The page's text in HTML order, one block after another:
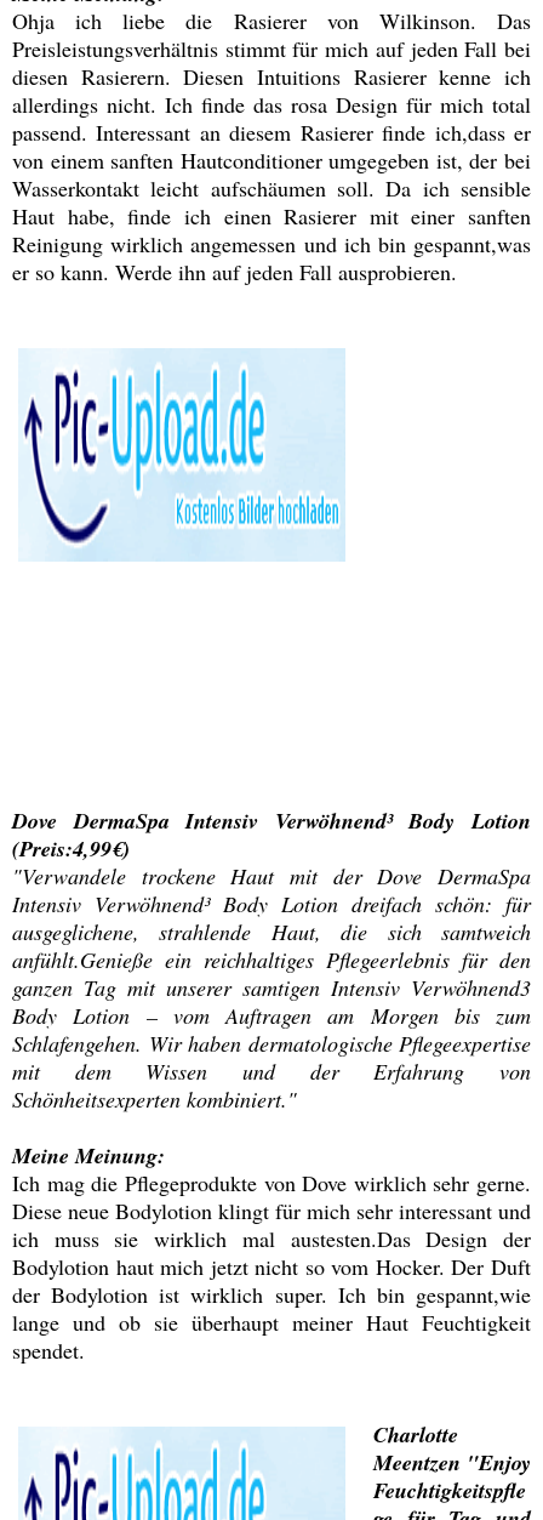
Ohja ich liebe die Rasierer von Wilkinson. Das
Preisleistungsverhältnis stimmt für mich auf jeden Fall bei
diesen Rasierern. Diesen Intuitions Rasierer kenne ich
allerdings nicht. Ich finde das rosa Design für mich total
passend. Interessant an diesem Rasierer finde ich,dass er
von einem sanften Hautconditioner umgegeben ist, der bei
Wasserkontakt leicht aufschäumen soll. Da ich sensible
Haut habe, finde ich einen Rasierer mit einer sanften
Reinigung wirklich angemessen und ich bin gespannt,was
er so kann. Werde ihn auf jeden Fall ausprobieren.
Dove DermaSpa Intensiv Verwöhnend³ Body Lotion
(Preis:4,99€)
"Verwandele trockene Haut mit der Dove DermaSpa
Intensiv Verwöhnend³ Body Lotion dreifach schön: für
ausgeglichene, strahlende Haut, die sich samtweich
anfühlt.Genieße ein reichhaltiges Pflegeerlebnis für den
ganzen Tag mit unserer samtigen Intensiv Verwöhnend3
Body Lotion – vom Auftragen am Morgen bis zum
Schlafengehen. Wir haben dermatologische Pflegeexpertise
mit dem Wissen und der Erfahrung von
Schönheitsexperten kombiniert."
Meine Meinung:
Ich mag die Pflegeprodukte von Dove wirklich sehr gerne.
Diese neue Bodylotion klingt für mich sehr interessant und
ich muss sie wirklich mal austesten.Das Design der
Bodylotion haut mich jetzt nicht so vom Hocker. Der Duft
der Bodylotion ist wirklich super. Ich bin gespannt,wie
lange und ob sie überhaupt meiner Haut Feuchtigkeit
spendet.
Charlotte
Meentzen "Enjoy
Feuchtigkeitspfle